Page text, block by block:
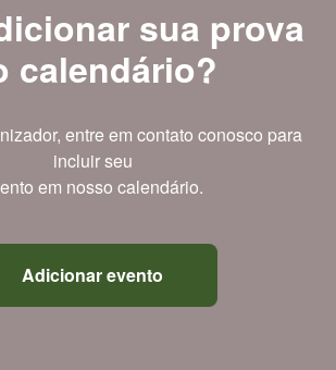
sua prova
calendário?
entre em contato conosco para
incluir seu
em nosso calendário.
Adicionar evento